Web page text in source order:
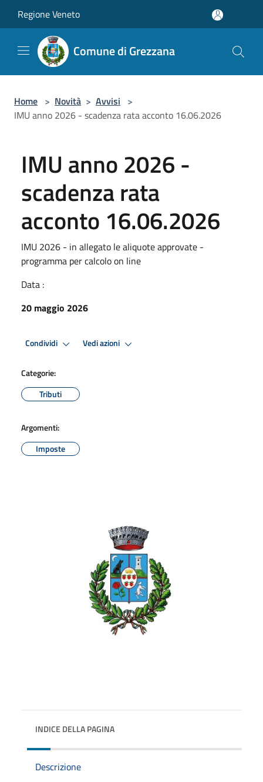
Regione Veneto
Comune di Grezzana
Home > Novità > Avvisi >
IMU anno 2026 - scadenza rata acconto 16.06.2026
IMU anno 2026 -
scadenza rata
acconto 16.06.2026
IMU 2026 - in allegato le aliquote approvate -
programma per calcolo on line
Data :
20 maggio 2026
Condividi Vedi azioni
Categorie:
Tributi
Argomenti:
Imposte
INDICE DELLA PAGINA
Descrizione